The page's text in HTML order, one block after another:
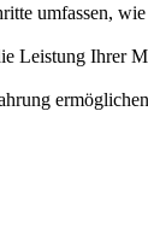
umfassen,
Ihrer